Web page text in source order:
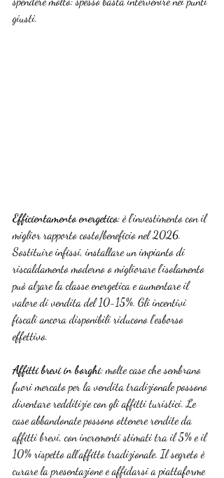
giusti.
Efficientamento energetico: è l’investimento con il
miglior rapporto costo/beneficio nel 2026.
Sostituire infissi, installare un impianto di
riscaldamento moderno o migliorare l’isolamento
può alzare la classe energetica e aumentare il
valore di vendita del 10-15%. Gli incentivi
fiscali ancora disponibili riducono l’esborso
effettivo.
Affitti brevi in borghi: molte case che sembrano
fuori mercato per la vendita tradizionale possono
diventare redditizie con gli affitti turistici. Le
case abbandonate possono ottenere rendite da
affitti brevi, con incrementi stimati tra il 5% e il
10% rispetto all’affitto tradizionale. Il segreto è
curare la presentazione e affidarsi a piattaforme